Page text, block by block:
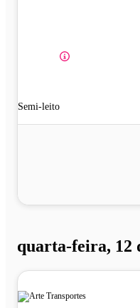
Semi-leito
quarta-feira, 12